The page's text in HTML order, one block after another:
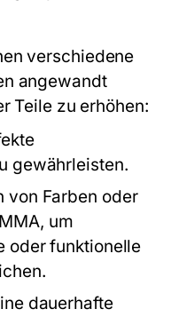
verschiedene
angewandt
Teile zu erhöhen:
gewährleisten.
von Farben oder
um
oder funktionelle
dauerhafte